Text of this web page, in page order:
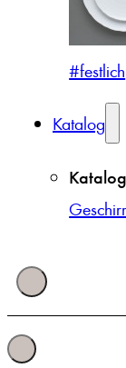
#festlich
Katalog
Katalog